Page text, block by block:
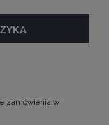
zamówienia w